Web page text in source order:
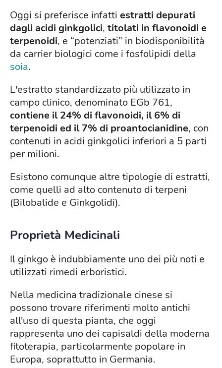
Oggi si preferisce infatti estratti depurati
dagli acidi ginkgolici, titolati in flavonoidi e
terpenoidi, e “potenziati” in biodisponibilità
da carrier biologici come i fosfolipidi della
soia.
L'estratto standardizzato più utilizzato in
campo clinico, denominato EGb 761,
contiene il 24% di flavonoidi, il 6% di
terpenoidi ed il 7% di proantocianidine, con
contenuti in acidi ginkgolici inferiori a 5 parti
per milioni.
Esistono comunque altre tipologie di estratti,
come quelli ad alto contenuto di terpeni
(Bilobalide e Ginkgolidi).
Proprietà Medicinali
Il ginkgo è indubbiamente uno dei più noti e
utilizzati rimedi erboristici.
Nella medicina tradizionale cinese si
possono trovare riferimenti molto antichi
all'uso di questa pianta, che oggi
rappresenta uno dei capisaldi della moderna
fitoterapia, particolarmente popolare in
Europa, soprattutto in Germania.